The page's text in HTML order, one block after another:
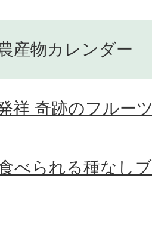
産物カレンダー
祥 奇跡のフルー
べられる種なし